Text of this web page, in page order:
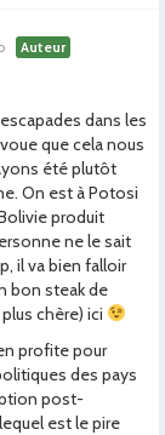
Auteur
dans les
que cela nous
été plutôt
On est à Potosi
produit
ne le sait
il va bien falloir
bon steak de
chère) ici
profite pour
des pays
post-
est le pire